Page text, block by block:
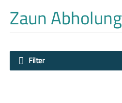
Zaun Abholung
Filter